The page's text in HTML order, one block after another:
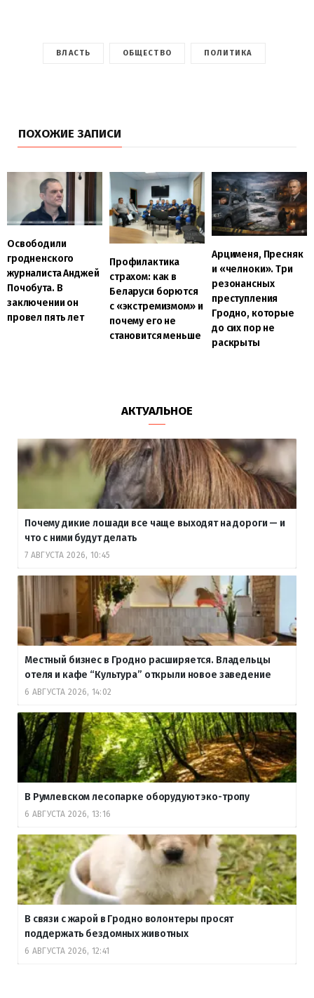
ВЛАСТЬ ОБЩЕСТВО ПОЛИТИКА
ПОХОЖИЕ ЗАПИСИ
Освободили
гродненского
журналиста Анджей
Почобута. В
заключении он
провел пять лет
Профилактика
страхом: как в
Беларуси борются
с «экстремизмом» и
почему его не
становится меньше
Арцименя, Пресняк
и «челноки». Три
резонансных
преступления
Гродно, которые
до сих пор не
раскрыты
АКТУАЛЬНОЕ
Почему дикие лошади все чаще выходят на дороги — и
что с ними будут делать
7 АВГУСТА 2026, 10:45
Местный бизнес в Гродно расширяется. Владельцы
отеля и кафе “Культура” открыли новое заведение
6 АВГУСТА 2026, 14:02
В Румлевском лесопарке оборудуют эко-тропу
6 АВГУСТА 2026, 13:16
В связи с жарой в Гродно волонтеры просят
поддержать бездомных животных
6 АВГУСТА 2026, 12:41